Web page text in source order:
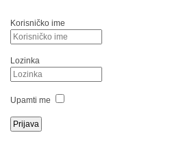
Korisničko ime
Lozinka
Upamti me